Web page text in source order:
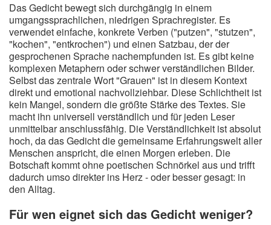
Das Gedicht bewegt sich durchgängig in einem
umgangssprachlichen, niedrigen Sprachregister. Es
verwendet einfache, konkrete Verben ("putzen", "stutzen",
"kochen", "entkrochen") und einen Satzbau, der der
gesprochenen Sprache nachempfunden ist. Es gibt keine
komplexen Metaphern oder schwer verständlichen Bilder.
Selbst das zentrale Wort "Grauen" ist in diesem Kontext
direkt und emotional nachvollziehbar. Diese Schlichtheit ist
kein Mangel, sondern die größte Stärke des Textes. Sie
macht ihn universell verständlich und für jeden Leser
unmittelbar anschlussfähig. Die Verständlichkeit ist absolut
hoch, da das Gedicht die gemeinsame Erfahrungswelt aller
Menschen anspricht, die einen Morgen erleben. Die
Botschaft kommt ohne poetischen Schnörkel aus und trifft
dadurch umso direkter ins Herz - oder besser gesagt: in
den Alltag.
Für wen eignet sich das Gedicht weniger?